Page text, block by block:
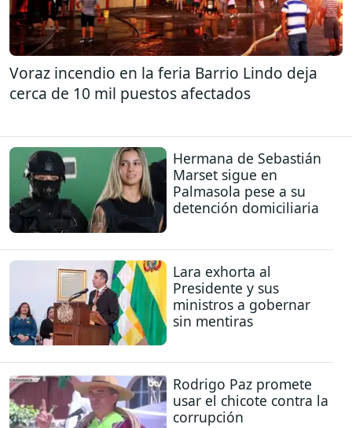
Voraz incendio en la feria Barrio Lindo deja
cerca de 10 mil puestos afectados
Hermana de Sebastián
Marset sigue en
Palmasola pese a su
detención domiciliaria
Lara exhorta al
Presidente y sus
ministros a gobernar
sin mentiras
Rodrigo Paz promete
usar el chicote contra la
corrupción